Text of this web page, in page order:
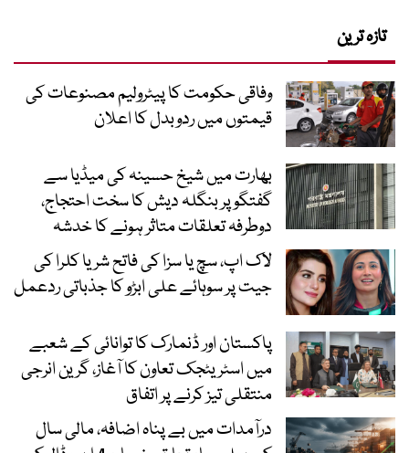
تازہ ترین
وفاقی حکومت کا پیٹرولیم مصنوعات کی
قیمتوں میں ردوبدل کا اعلان
بھارت میں شیخ حسینہ کی میڈیا سے
گفتگو پر بنگلہ دیش کا سخت احتجاج،
دوطرفہ تعلقات متاثر ہونے کا خدشہ
لاک اپ، سچ یا سزا کی فاتح شریا کلرا کی
جیت پر سوہائے علی ابڑو کا جذباتی ردعمل
پاکستان اور ڈنمارک کا توانائی کے شعبے
میں اسٹریٹجک تعاون کا آغاز، گرین انرجی
منتقلی تیز کرنے پر اتفاق
درآمدات میں بے پناہ اضافہ، مالی سال